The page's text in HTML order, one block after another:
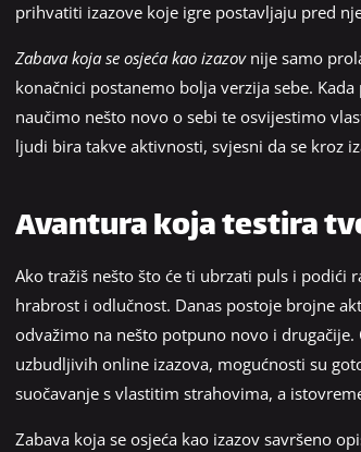
prihvatiti izazove koje igre postavljaju pred
Zabava koja se osjeća kao izazovnije samo
konačnici postanemo bolja verzija sebe.
naučimo nešto novo o sebi te osvijestimo
ljudi bira takve aktivnosti, svjesni da se kroz
Avantura koja testira
Ako tražiš nešto što će ti ubrzati puls i podići
hrabrost i odlučnost. Danas postoje brojne
odvažimo na nešto potpuno novo i
uzbudljivih online izazova, mogućnosti su
suočavanje s vlastitim strahovima, a
Zabava koja se osjeća kao izazov savršeno